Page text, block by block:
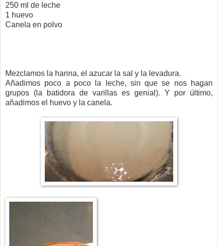
250 ml de leche
1 huevo
Canela en polvo
Mezclamos la harina, el azucar la sal y la levadura.
Añadimos poco a poco la leche, sin que se nos hagan
grupos (la batidora de varillas es genial). Y por último,
añadimos el huevo y la canela.